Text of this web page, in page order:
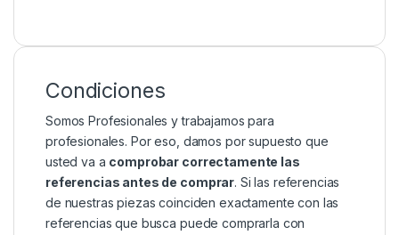
Condiciones
Somos Profesionales y trabajamos para
profesionales. Por eso, damos por supuesto que
usted va a comprobar correctamente las
referencias antes de comprar. Si las referencias
de nuestras piezas coinciden exactamente con las
referencias que busca puede comprarla con